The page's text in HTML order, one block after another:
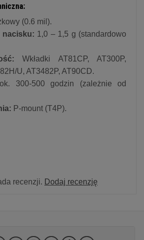
(0.6 mil).
nacisku: 1,0 – 1,5 g (standardowo
Wkładki AT81CP, AT300P,
U, AT3482P, AT90CD.
300-500 godzin (zależnie od
P-mount (T4P).
recenzji. Dodaj recenzję